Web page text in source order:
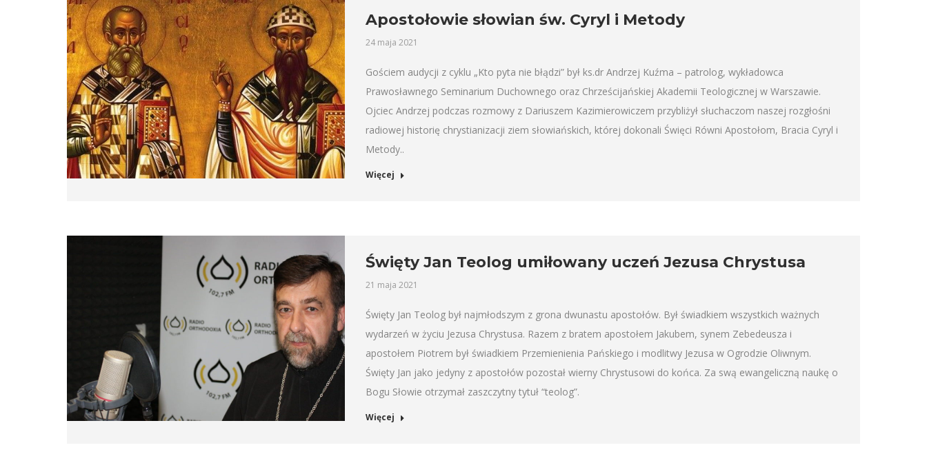
Apostołowie słowian św. Cyryl i Metody
24 maja 2021
Gościem audycji z cyklu „Kto pyta nie błądzi” był ks.dr Andrzej Kuźma – patrolog, wykładowca
Prawosławnego Seminarium Duchownego oraz Chrześcijańskiej Akademii Teologicznej w Warszawie.
Ojciec Andrzej podczas rozmowy z Dariuszem Kazimierowiczem przybliżył słuchaczom naszej rozgłośni
radiowej historię chrystianizacji ziem słowiańskich, której dokonali Święci Równi Apostołom, Bracia Cyryl i
Metody..
Więcej
Święty Jan Teolog umiłowany uczeń Jezusa Chrystusa
21 maja 2021
Święty Jan Teolog był najmłodszym z grona dwunastu apostołów. Był świadkiem wszystkich ważnych
wydarzeń w życiu Jezusa Chrystusa. Razem z bratem apostołem Jakubem, synem Zebedeusza i
apostołem Piotrem był świadkiem Przemienienia Pańskiego i modlitwy Jezusa w Ogrodzie Oliwnym.
Święty Jan jako jedyny z apostołów pozostał wierny Chrystusowi do końca. Za swą ewangeliczną naukę o
Bogu Słowie otrzymał zaszczytny tytuł “teolog”.
Więcej